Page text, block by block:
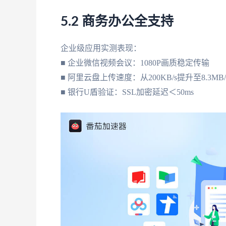
5.2 商务办公全支持
企业级应用实测表现：
■ 企业微信视频会议：1080P画质稳定传输
■ 阿里云盘上传速度：从200KB/s提升至
■ 银行U盾验证：SSL加密延迟＜50ms